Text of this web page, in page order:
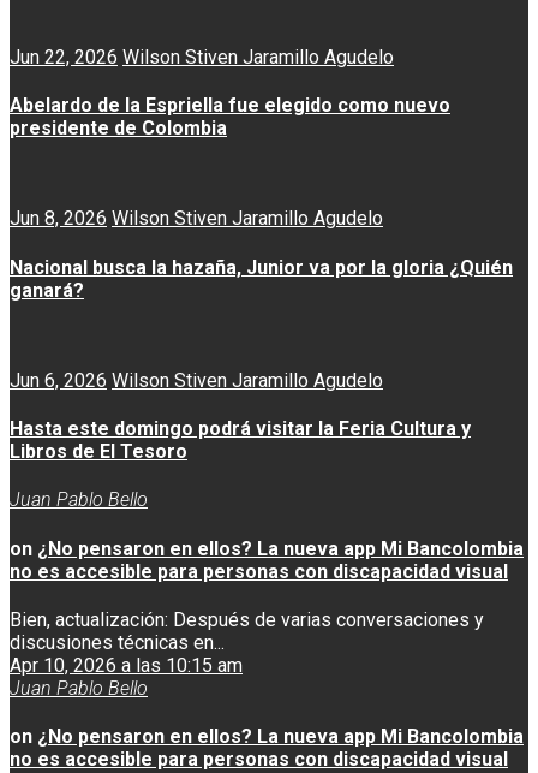
Jun 22, 2026 Wilson Stiven Jaramillo Agudelo
Abelardo de la Espriella fue elegido como nuevo
presidente de Colombia
Jun 8, 2026 Wilson Stiven Jaramillo Agudelo
Nacional busca la hazaña, Junior va por la gloria ¿Quién
ganará?
Jun 6, 2026 Wilson Stiven Jaramillo Agudelo
Hasta este domingo podrá visitar la Feria Cultura y
Libros de El Tesoro
Juan Pablo Bello
on ¿No pensaron en ellos? La nueva app Mi Bancolombia
no es accesible para personas con discapacidad visual
Bien, actualización: Después de varias conversaciones y
discusiones técnicas en...
Apr 10, 2026 a las 10:15 am
Juan Pablo Bello
on ¿No pensaron en ellos? La nueva app Mi Bancolombia
no es accesible para personas con discapacidad visual